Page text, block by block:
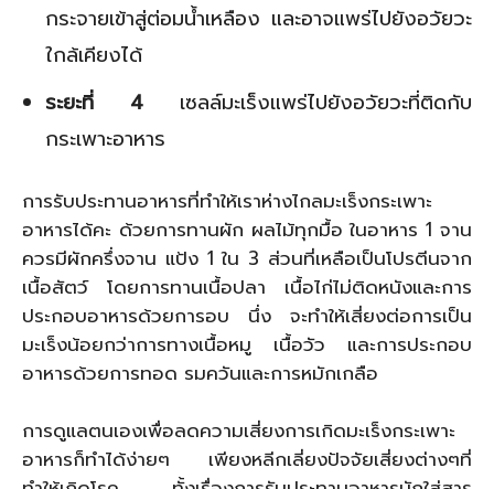
กระจายเข้าสู่ต่อมน้ำเหลือง และอาจแพร่ไปยังอวัยวะ
ใกล้เคียงได้
ระยะที่ 4 เซลล์มะเร็งแพร่ไปยังอวัยวะที่ติดกับ
กระเพาะอาหาร
การรับประทานอาหารที่ทำให้เราห่างไกลมะเร็งกระเพาะ
อาหารได้คะ ด้วยการทานผัก ผลไม้ทุกมื้อ ในอาหาร 1 จาน
ควรมีผักครึ่งจาน แป้ง 1 ใน 3 ส่วนที่เหลือเป็นโปรตีนจาก
เนื้อสัตว์ โดยการทานเนื้อปลา เนื้อไก่ไม่ติดหนังและการ
ประกอบอาหารด้วยการอบ นึ่ง จะทำให้เสี่ยงต่อการเป็น
มะเร็งน้อยกว่าการทางเนื้อหมู เนื้อวัว และการประกอบ
อาหารด้วยการทอด รมควันและการหมักเกลือ
การดูแลตนเองเพื่อลดความเสี่ยงการเกิดมะเร็งกระเพาะ
อาหารก็ทำได้ง่ายๆ เพียงหลีกเลี่ยงปัจจัยเสี่ยงต่างๆที่